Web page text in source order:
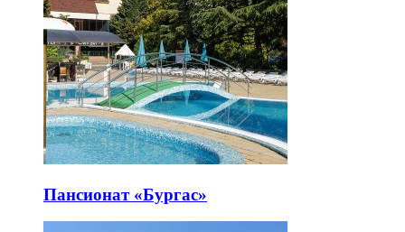
Пансионат «Бургас»